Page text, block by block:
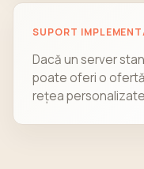
SUPORT
Dacă un server
poate oferi o
rețea